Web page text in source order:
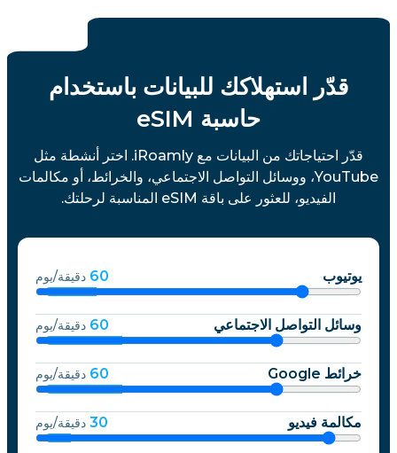
قدّر استهلاكك للبيانات باستخدام
حاسبة eSIM
قدّر احتياجاتك من البيانات مع iRoamly. اختر أنشطة مثل
YouTube، ووسائل التواصل الاجتماعي، والخرائط، أو مكالمات
الفيديو، للعثور على باقة eSIM المناسبة لرحلتك.
يوتيوب 60 دقيقة/يوم
وسائل التواصل الاجتماعي 60 دقيقة/يوم
خرائط Google 60 دقيقة/يوم
مكالمة فيديو 30 دقيقة/يوم